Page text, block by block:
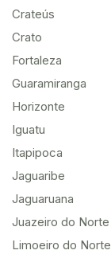
Crateús
Crato
Fortaleza
Guaramiranga
Horizonte
Iguatu
Itapipoca
Jaguaribe
Jaguaruana
Juazeiro do Norte
Limoeiro do Norte